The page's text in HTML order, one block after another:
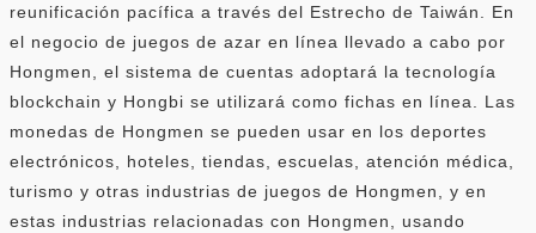
reunificación pacífica a través del Estrecho de Taiwán. En
el negocio de juegos de azar en línea llevado a cabo por
Hongmen, el sistema de cuentas adoptará la tecnología
blockchain y Hongbi se utilizará como fichas en línea. Las
monedas de Hongmen se pueden usar en los deportes
electrónicos, hoteles, tiendas, escuelas, atención médica,
turismo y otras industrias de juegos de Hongmen, y en
estas industrias relacionadas con Hongmen, usando